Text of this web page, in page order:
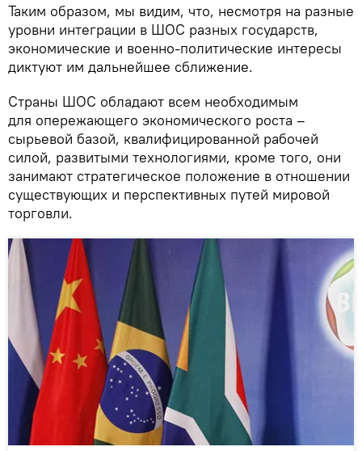
Таким образом, мы видим, что, несмотря на разные
уровни интеграции в ШОС разных государств,
экономические и военно-политические интересы
диктуют им дальнейшее сближение.
Страны ШОС обладают всем необходимым
для опережающего экономического роста –
сырьевой базой, квалифицированной рабочей
силой, развитыми технологиями, кроме того, они
занимают стратегическое положение в отношении
существующих и перспективных путей мировой
торговли.